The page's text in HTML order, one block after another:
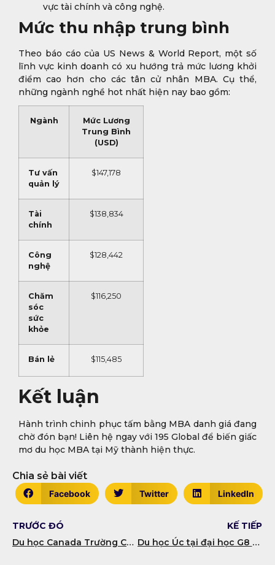
vực tài chính và công nghệ.
Mức thu nhập trung bình
Theo báo cáo của US News & World Report, một số
lĩnh vực kinh doanh có xu hướng trả mức lương khởi
điểm cao hơn cho các tân cử nhân MBA. Cụ thể,
những ngành nghề hot nhất hiện nay bao gồm:
Ngành
Mức Lương
Trung Bình
(USD)
Tư vấn
quản lý
$147,178
Tài
chính
$138,834
Công
nghệ
$128,442
Chăm
sóc
sức
khỏe
$116,250
Bán lẻ $115,485
Kết luận
Hành trình chinh phục tấm bằng MBA danh giá đang
chờ đón bạn! Liên hệ ngay với 195 Global để biến giấc
mơ du học MBA tại Mỹ thành hiện thực.
Chia sẻ bài viết
Facebook Twitter LinkedIn
TRƯỚC ĐÓ
Du học Canada Trường Cao đẳng Fanshawe
KẾ TIẾP
Du học Úc tại đại học G8 danh giá – Đại học New South Wales (UNSW)